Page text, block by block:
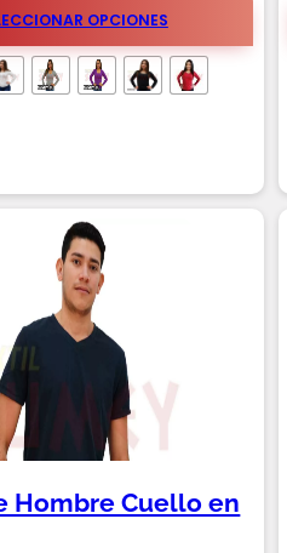
OPCIONES
Hombre Cuello en